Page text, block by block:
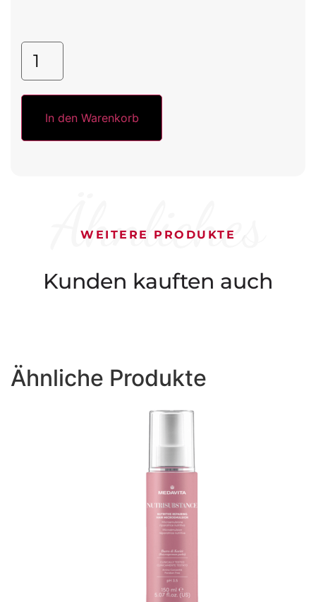
In den Warenkorb
WEITERE PRODUKTE
Kunden kauften auch
Ähnliches
Ähnliche Produkte